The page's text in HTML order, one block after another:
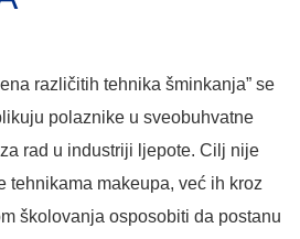
različitih tehnika šminkanja” se
polaznike u sveobuhvatne
rad u industriji ljepote. Cilj nije
tehnikama makeupa, već ih kroz
školovanja osposobiti da postanu